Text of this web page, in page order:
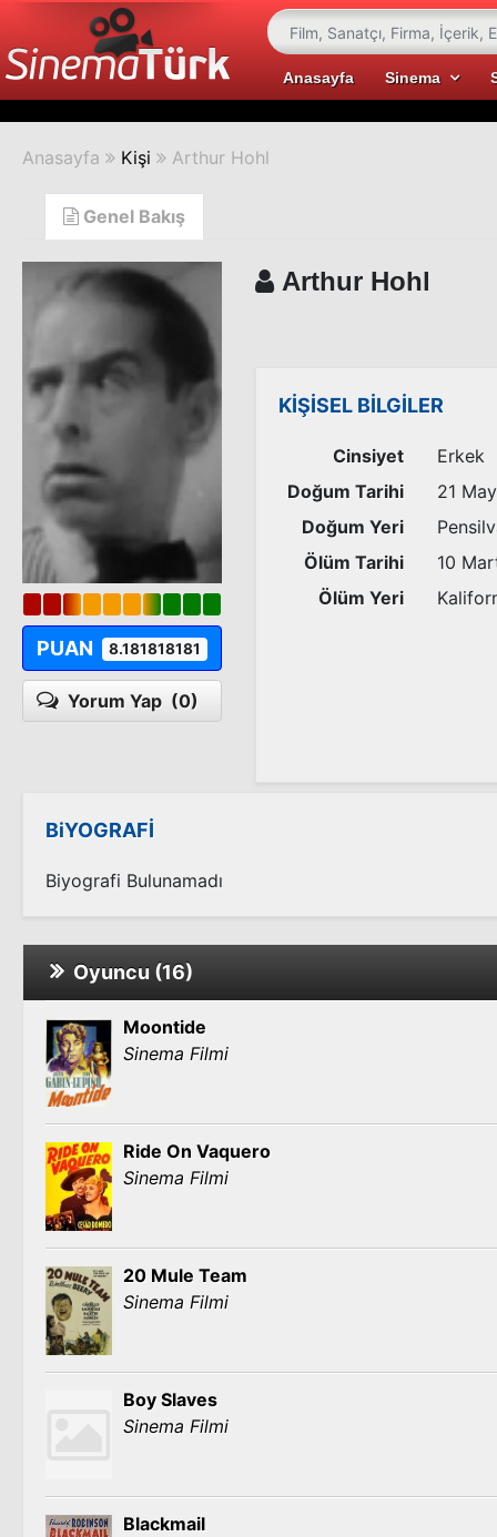
Anasayfa Sinema
Anasayfa Kişi Arthur Hohl
Genel Bakış
PUAN 8.181818181
Yorum Yap (0)
Arthur Hohl
KİŞİSEL BİLGİLER
Cinsiyet
Erkek
Doğum Tarihi
21
Doğum Yeri
Ölüm Tarihi
10
Ölüm Yeri
BiYOGRAFİ
Biyografi Bulunamadı
Oyuncu (16)
Moontide
Sinema Filmi
Ride On Vaquero
Sinema Filmi
20 Mule Team
Sinema Filmi
Boy Slaves
Sinema Filmi
Blackmail